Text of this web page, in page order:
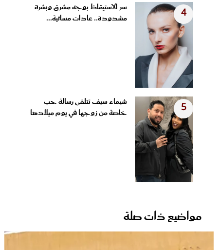
4
سر الاستيقاظ بوجه مشرق وبشرة
مشدودة.. عادات مسائية...
5
شيماء سيف تتلقى رسالة حب
خاصة من زوجها في يوم ميلادها
مواضيع ذات صلة